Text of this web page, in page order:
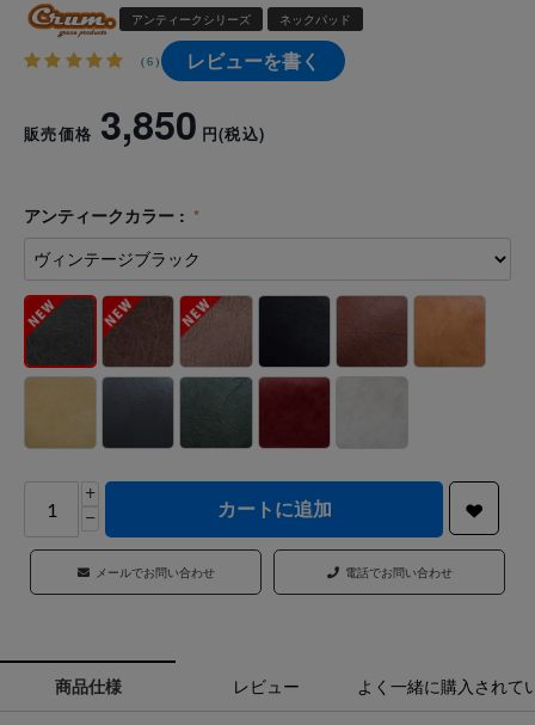
アンティークシリーズ ネックパッド
(6) レビューを書く
販売価格 3,850 円(税込)
アンティークカラー :
+
−
カートに追加
メールでお問い合わせ 電話でお問い合わせ
商品仕様 レビュー よく一緒に購入されて